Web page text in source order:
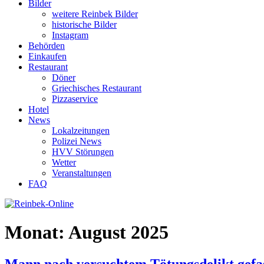
Bilder
weitere Reinbek Bilder
historische Bilder
Instagram
Behörden
Einkaufen
Restaurant
Döner
Griechisches Restaurant
Pizzaservice
Hotel
News
Lokalzeitungen
Polizei News
HVV Störungen
Wetter
Veranstaltungen
FAQ
Monat: August 2025